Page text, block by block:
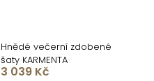
Hnědé večerní zdobené
šaty KARMENTA
3 039 Kč